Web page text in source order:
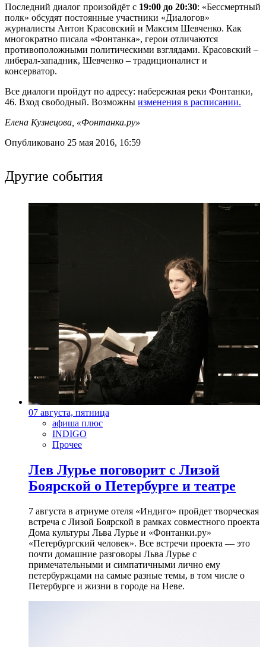
Последний диалог произойдёт с 19:00 до 20:30: «Бессмертный
полк» обсудят постоянные участники «Диалогов»
журналисты Антон Красовский и Максим Шевченко. Как
многократно писала «Фонтанка», герои отличаются
противоположными политическими взглядами. Красовский –
либерал-западник, Шевченко – традиционалист и
консерватор.
Все диалоги пройдут по адресу: набережная реки Фонтанки,
46. Вход свободный. Возможны изменения в расписании.
Елена Кузнецова, «Фонтанка.ру»
Опубликовано 25 мая 2016, 16:59
Другие события
07 августа, пятница
афиша плюс
INDIGO
Прочее
Лев Лурье поговорит с Лизой
Боярской о Петербурге и театре
7 августа в атриуме отеля «Индиго» пройдет творческая
встреча с Лизой Боярской в рамках совместного проекта
Дома культуры Льва Лурье и «Фонтанки.ру»
«Петербургский человек». Все встречи проекта — это
почти домашние разговоры Льва Лурье с
примечательными и симпатичными лично ему
петербуржцами на самые разные темы, в том числе о
Петербурге и жизни в городе на Неве.